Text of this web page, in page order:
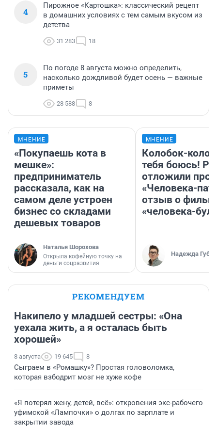
4
Пирожное «Картошка»: классический рецепт
в домашних условиях с тем самым вкусом из
детства
31 283 18
5
По погоде 8 августа можно определить,
насколько дождливой будет осень — важные
приметы
28 588 8
МНЕНИЕ
«Покупаешь кота в
мешке»:
предприниматель
рассказала, как на
самом деле устроен
бизнес со складами
дешевых товаров
Наталья Шорохова
Открыла кофейную точку на
деньги соцразвития
МНЕНИЕ
Колобок-
тебя боюсь!
отложили
«Человека-
отзыв о
«человека-
Надежда
РЕКОМЕНДУЕМ
Накипело у младшей сестры: «Она
уехала жить, а я осталась быть
хорошей»
8 августа 19 645 8
Сыграем в «Ромашку»? Простая головоломка,
которая взбодрит мозг не хуже кофе
«Я потерял жену, детей, всё»: откровения экс-рабочего
уфимской «Лампочки» о долгах по зарплате и
закрытии завода